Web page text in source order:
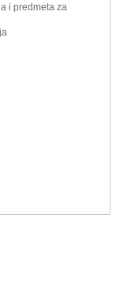
i predmeta za